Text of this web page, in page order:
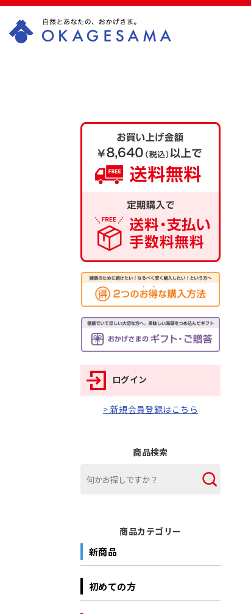
の公式通販ショッ
ログイン
> 新規会員登録はこちら
商品検索
商品カテゴリー
新商品
初めての方